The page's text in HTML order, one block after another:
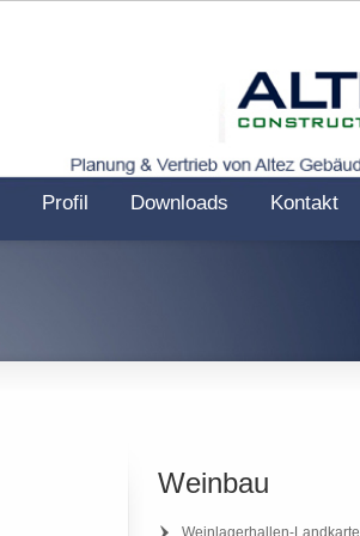
Profil Downloads Kontakt
Weinbau